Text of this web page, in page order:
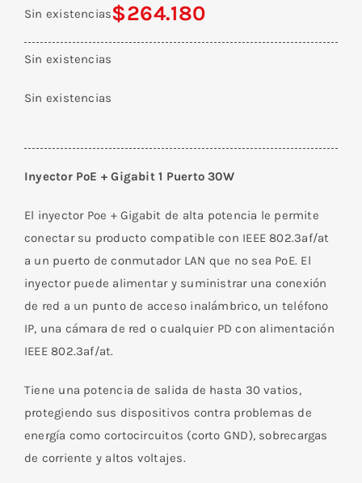
$264.180
Sin existencias
Sin existencias
Sin existencias
Inyector PoE + Gigabit 1 Puerto 30W
El inyector Poe + Gigabit de alta potencia le permite
conectar su producto compatible con IEEE 802.3af/at
a un puerto de conmutador LAN que no sea PoE. El
inyector puede alimentar y suministrar una conexión
de red a un punto de acceso inalámbrico, un teléfono
IP, una cámara de red o cualquier PD con alimentación
IEEE 802.3af/at.
Tiene una potencia de salida de hasta 30 vatios,
protegiendo sus dispositivos contra problemas de
energía como cortocircuitos (corto GND), sobrecargas
de corriente y altos voltajes.